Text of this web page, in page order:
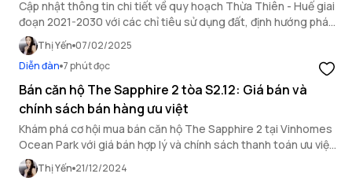
Cập nhật thông tin chi tiết về quy hoạch Thừa Thiên - Huế giai
đoạn 2021-2030 với các chỉ tiêu sử dụng đất, định hướng phát
triển không gian và tình hình bất động sản tại đây.
Thị Yến 07/02/2025
Diễn đàn 7 phút đọc
Bán căn hộ The Sapphire 2 tòa S2.12: Giá bán và
chính sách bán hàng ưu việt
Khám phá cơ hội mua bán căn hộ The Sapphire 2 tại Vinhomes
Ocean Park với giá bán hợp lý và chính sách thanh toán ưu việt.
Sở hữu không gian sống đẳng cấp.
Thị Yến 21/12/2024